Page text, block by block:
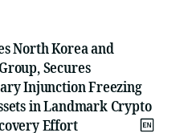
North Korea and
Secures
Injunction Freezing
in Landmark Crypto
Effort